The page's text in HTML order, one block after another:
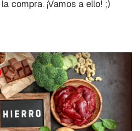
compra. ¡Vamos a ello! ;)